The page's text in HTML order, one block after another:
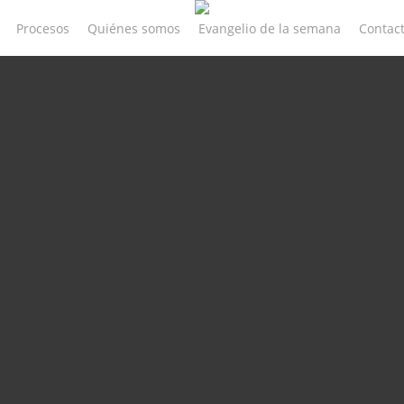
Procesos Quiénes somos Evangelio de la semana